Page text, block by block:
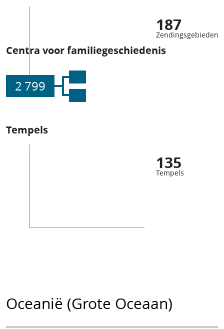
187
Zendingsgebieden
Centra voor familiegeschiedenis
2 799
Tempels
135
Tempels
Oceanië (Grote Oceaan)